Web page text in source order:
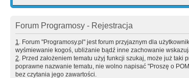
Forum Programosy - Rejestracja
1. Forum "Programosy.pl" jest forum przyjaznym dla
wyśmiewanie kogoś, ubliżanie bądź inne zachowanie
2. Przed założeniem tematu użyj funkcji szukaj, może już
poprawne nazwanie tematu, nie wolno napisać "Proszę o
bez czytania jego zawartości.